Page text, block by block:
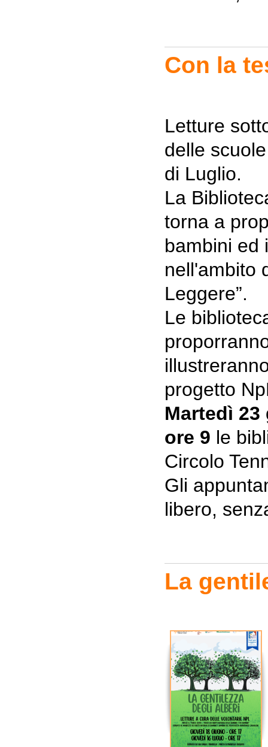
Con la
Letture
delle
di Luglio.
La
torna a
bambini ed
nell'ambito
Leggere”.
Le
progetto
Martedì
ore 9 le
Circolo
Gli
libero,
La